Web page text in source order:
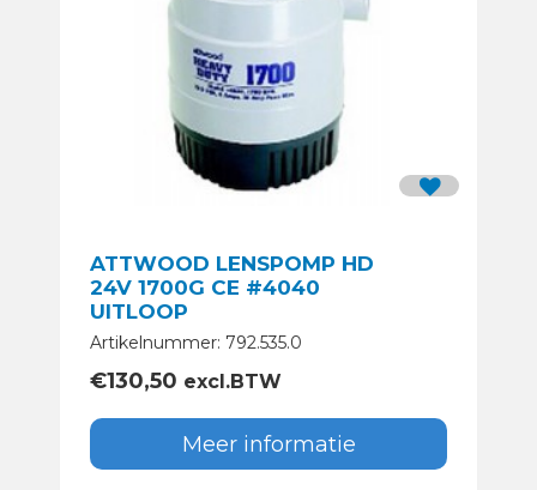
ATTWOOD LENSPOMP HD
24V 1700G CE #4040
UITLOOP
Artikelnummer: 792.535.0
€130,50 excl.BTW
Meer informatie